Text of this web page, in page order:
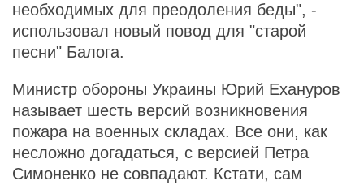
необходимых для преодоления беды", -
использовал новый повод для "старой
песни" Балога.
Министр обороны Украины Юрий Ехануров
называет шесть версий возникновения
пожара на военных складах. Все они, как
несложно догадаться, с версией Петра
Симоненко не совпадают. Кстати, сам